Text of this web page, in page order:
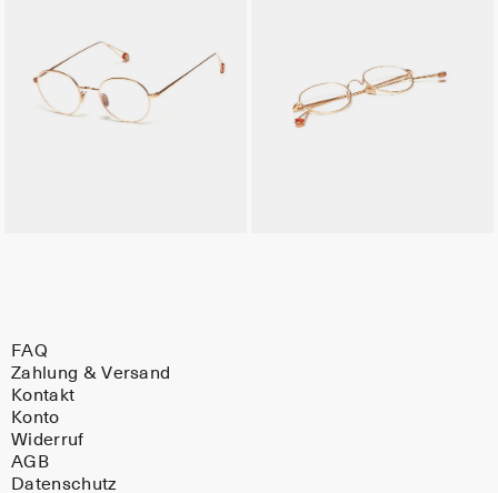
FAQ
Zahlung & Versand
Kontakt
Konto
Widerruf
AGB
Datenschutz